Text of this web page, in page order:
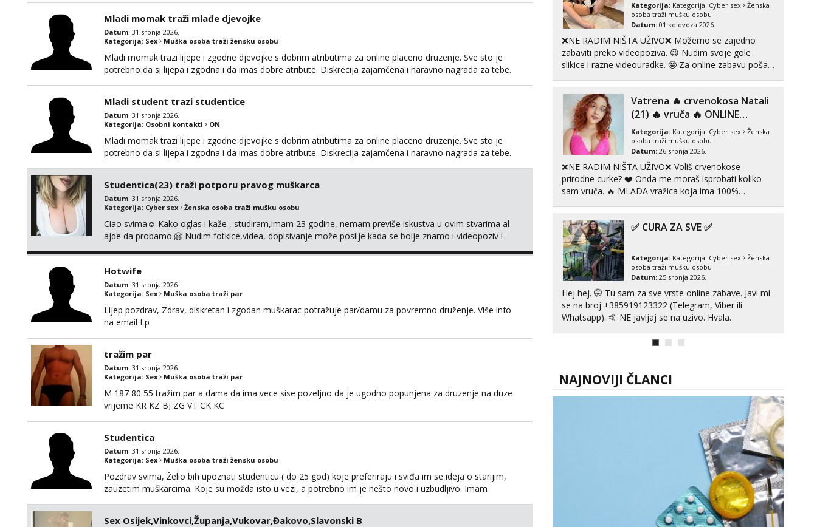
Mladi momak traži mlađe djevojke
Datum: 31.srpnja 2026.
Kategorija: Sex Muška osoba traži žensku osobu
Mladi momak trazi lijepe i zgodne djevojke s dobrim atributima za online placeno druzenje. Sve sto je
potrebno da si lijepa i zgodna i da imas dobre atribute. Diskrecija zajamčena i naravno nagrada za tebe.
Mladi student trazi studentice
Datum: 31.srpnja 2026.
Kategorija: Osobni kontakti ON
Mladi momak trazi lijepe i zgodne djevojke s dobrim atributima za online placeno druzenje. Sve sto je
potrebno da si lijepa i zgodna i da imas dobre atribute. Diskrecija zajamčena i naravno nagrada za tebe.
Studentica(23) traži potporu pravog muškarca
Datum: 31.srpnja 2026.
Kategorija: Cyber sex Ženska osoba traži mušku osobu
Ciao svima☺️ Kako oglas i kaže , studiram,imam 23 godine, nemam previše iskustva u ovim stvarima al
ajde da probamo.🤗 Nudim fotkice,videa, dopisivanje može poslije kada se bolje znamo i videopoziv i
Hotwife
Datum: 31.srpnja 2026.
Kategorija: Sex Muška osoba traži par
Lijep pozdrav, Zdrav, diskretan i zgodan muškarac potražuje par/damu za povremno druženje. Više info
na email Lp
tražim par
Datum: 31.srpnja 2026.
Kategorija: Sex Muška osoba traži par
M 187 80 55 tražim par a dama da ima vece sise pozeljno da je ugodno popunjena za druzenje na duze
vrijeme KR KZ BJ ZG VT CK KC
Studentica
Datum: 31.srpnja 2026.
Kategorija: Sex Muška osoba traži žensku osobu
Pozdrav svima, Želio bih upoznati studenticu ( do 25 god) koje preferiraju i sviđa im se ideja o starijim,
zauzetim muškarcima. Koje su možda isto u vezi, a potrebno im je nešto novo i uzbudljivo. Imam
i od tebe. Potrebna je diskrecija i međusobni dogovor. Tako da bi ti bila moja mala t...
Sex Osijek,Vinkovci,Županja,Vukovar,Đakovo,Slavonski B
Kategorija: Kategorija: Cyber sex
Ženska
osoba traži mušku osobu
Datum: 01.kolovoza 2026.
❌NE RADIM NIŠTA UŽIVO❌ Možemo se zajedno
zabaviti preko videopoziva. 😉 Nudim svoje gole
slikice i razne videouradke. 🤩 Za online zabavu pošalji
vidjeti na videopozivu. 😉 S vama sam vec 5 ...
Vatrena ‎️‍🔥 crvenokosa Natali
(21) ‎️‍🔥 vruča‎ ️‍🔥 ONLINE
ZABAVA
Kategorija: Kategorija: Cyber sex
Ženska
osoba traži mušku osobu
Datum: 26.srpnja 2026.
❌NE RADIM NIŠTA UŽIVO❌ Voliš crvenokose
prirodne curke? ❤️ Onda me moraš isprobati koliko
sam vruča.‎ ️‍🔥 MLADA vražica koja ima 100%
možeš pranaći nešto po svojoj mjeri. Sexi videa s
kolegica...
✅ CURA ZA SVE ✅
Kategorija: Kategorija: Cyber sex
Ženska
osoba traži mušku osobu
Datum: 25.srpnja 2026.
Hej hej. 🤭 Tu sam za sve vrste online zabave. Javi mi
se na broj +385919123322 (Telegram, Viber ili
Whatsapp). 🤙 NE javljaj se na uzivo. Hvala.
NAJNOVIJI ČLANCI